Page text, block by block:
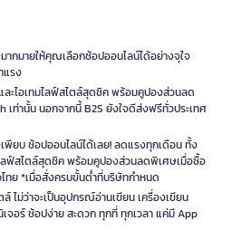
ากมายให้คุณเลือกช้อปออนไลน์ได้อย่างจุใจ
แรง
ะไอเทมไลฟ์สไตล์สุดชิค พร้อมคูปองส่วนลด
เท่านั้น นอกจากนี้ B2S ยังใจดีส่งฟรีทั่วประเทศ
พียบ ช้อปออนไลน์ได้เลย! ลดแรงทุกเดือน ทั้ง
ลฟ์สไตล์สุดชิค พร้อมคูปองส่วนลดพิเศษเมื่อซื้อ
ทย *เมื่อสั่งครบขั้นต่ำที่บริษัทกำหนด
ไม่ว่าจะเป็นอุปกรณ์อ่านเขียน เครื่องเขียน
จอร์ ช้อปง่าย สะดวก ทุกที่ ทุกเวลา แค่มี App